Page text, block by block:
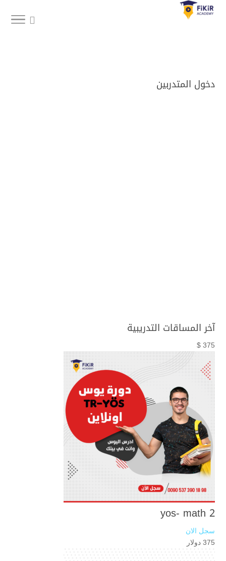
دخول المتدربين
آخر المساقات التدريبية
375 $
yos- math 2
سجل الان
375 دولار